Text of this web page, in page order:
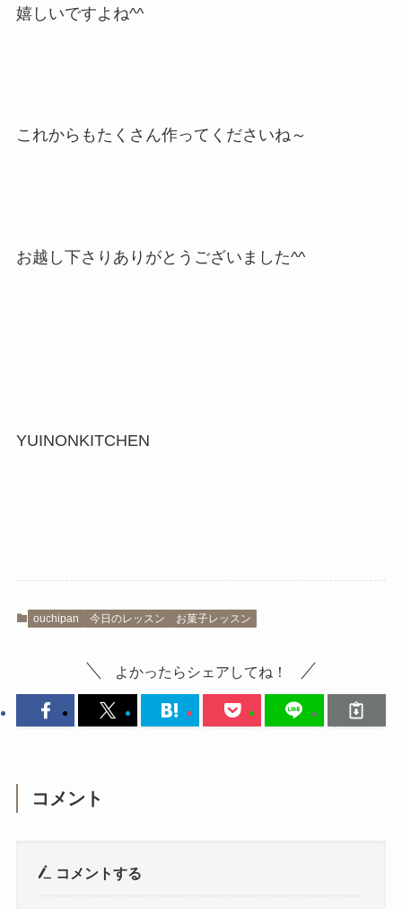
嬉しいですよね^^
これからもたくさん作ってくださいね～
お越し下さりありがとうございました^^
YUINONKITCHEN
ouchipan 今日のレッスン お菓子レッスン
よかったらシェアしてね！
コメント
コメントする